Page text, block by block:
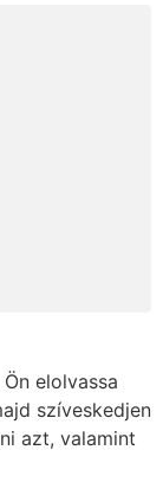
elolvassa
szíveskedjen
azt, valamint